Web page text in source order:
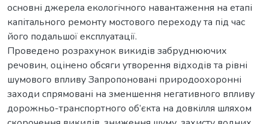
основні джерела екологічного навантаження на етапі
капітального ремонту мостового переходу та під час
його подальшої експлуатації.
Проведено розрахунок викидів забруднюючих
речовин, оцінено обсяги утворення відходів та рівні
шумового впливу Запропоновані природоохоронні
заходи спрямовані на зменшення негативного впливу
дорожньо-транспортного об’єкта на довкілля шляхом